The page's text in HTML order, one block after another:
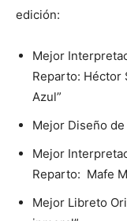
edición:
Mejor
Reparto: Héctor
Azul”
Mejor Diseño
Mejor
Reparto: Mafe
Mejor Libreto